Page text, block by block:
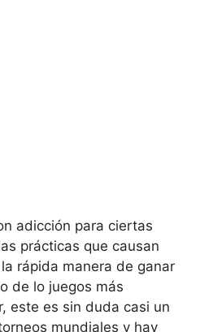
adicción para ciertas
prácticas que causan
rápida manera de ganar
de lo juegos más
este es sin duda casi un
mundiales y hay